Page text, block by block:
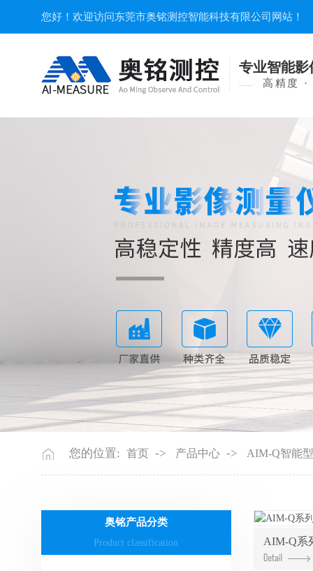
您好！欢迎访问东莞市奥铭测控智能科技有限公司网站！
专业智能
高精度 ·
您的位置: 首页 -> 产品中心 -> AIM-Q智能
奥铭产品分类
Product classification AIM-Q系